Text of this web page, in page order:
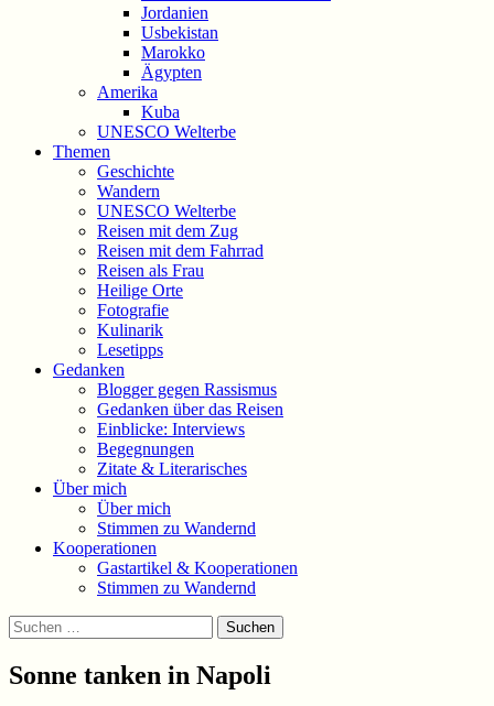
Jordanien
Usbekistan
Marokko
Ägypten
Amerika
Kuba
UNESCO Welterbe
Themen
Geschichte
Wandern
UNESCO Welterbe
Reisen mit dem Zug
Reisen mit dem Fahrrad
Reisen als Frau
Heilige Orte
Fotografie
Kulinarik
Lesetipps
Gedanken
Blogger gegen Rassismus
Gedanken über das Reisen
Einblicke: Interviews
Begegnungen
Zitate & Literarisches
Über mich
Über mich
Stimmen zu Wandernd
Kooperationen
Gastartikel & Kooperationen
Stimmen zu Wandernd
Suchen
Suchen
nach:
Sonne tanken in Napoli